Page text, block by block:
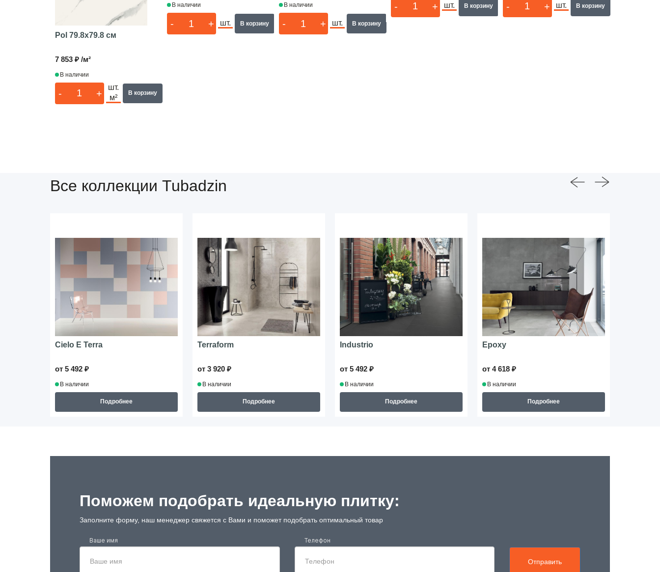
Pol 79.8x79.8 см
7 853 ₽ /м²
В наличии
- +
шт.
м²
В корзину
В наличии
- + шт. В корзину
В наличии
- + шт. В корзину
- + шт. В корзину - + шт. В корзину
Все коллекции Tubadzin
Cielo E Terra
от 5 492 ₽
В наличии
Подробнее
Terraform
от 3 920 ₽
В наличии
Подробнее
Industrio
от 5 492 ₽
В наличии
Подробнее
Epoxy
от 4 618 ₽
В наличии
Подробнее
Поможем подобрать идеальную плитку:
Заполните форму, наш менеджер свяжется с Вами и поможет подобрать оптимальный товар
Ваше имя Телефон
Отправить